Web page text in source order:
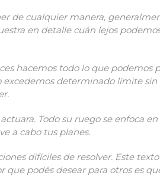
de cualquier manera,
en detalle cuán lejos
hacemos todo lo que podemos
excedemos determinado límite sin
Todo su ruego se enfoca en
a cabo tus planes.
difíciles de resolver. Este texto
podés desear para otros es